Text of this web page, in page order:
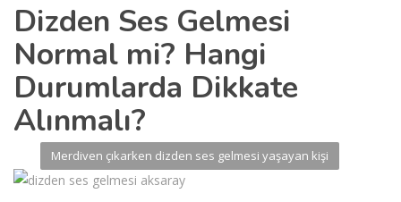
Dizden Ses Gelmesi
Normal mi? Hangi
Durumlarda Dikkate
Alınmalı?
Merdiven çıkarken dizden ses gelmesi yaşayan kişi